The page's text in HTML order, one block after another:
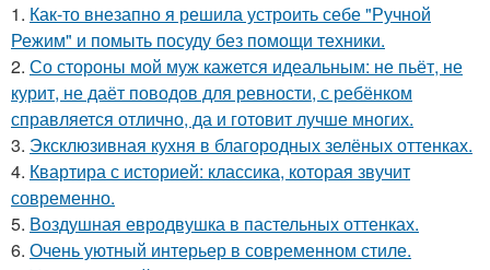
1. Как-то внезапно я решила устроить себе "Ручной
Режим" и помыть посуду без помощи техники.
2. Со стороны мой муж кажется идеальным: не пьёт, не
курит, не даёт поводов для ревности, с ребёнком
справляется отлично, да и готовит лучше многих.
3. Эксклюзивная кухня в благородных зелёных оттенках.
4. Квартира с историей: классика, которая звучит
современно.
5. Воздушная евродвушка в пастельных оттенках.
6. Очень уютный интерьер в современном стиле.